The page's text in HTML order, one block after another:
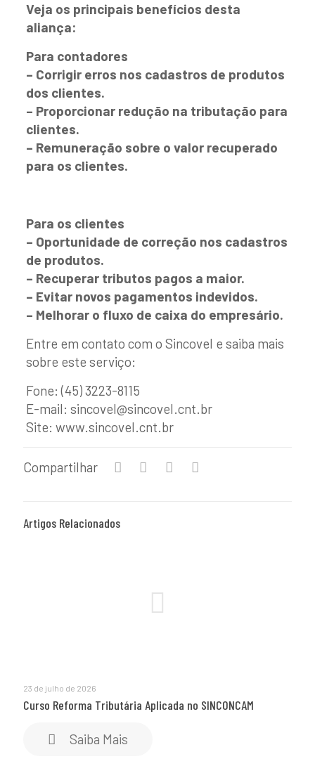
Veja os principais benefícios desta
aliança:
Para contadores
– Corrigir erros nos cadastros de produtos
dos clientes.
– Proporcionar redução na tributação para
clientes.
– Remuneração sobre o valor recuperado
para os clientes.
Para os clientes
– Oportunidade de correção nos cadastros
de produtos.
– Recuperar tributos pagos a maior.
– Evitar novos pagamentos indevidos.
– Melhorar o fluxo de caixa do empresário.
Entre em contato com o Sincovel e saiba mais
sobre este serviço:
Fone: (45) 3223-8115
E-mail: sincovel@sincovel.cnt.br
Site: www.sincovel.cnt.br
Compartilhar
Artigos Relacionados
23 de julho de 2026
Curso Reforma Tributária Aplicada no SINCONCAM
Saiba Mais